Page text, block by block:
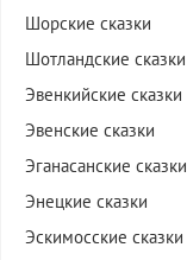
Шорские сказки
Шотландские сказки
Эвенкийские сказки
Эвенские сказки
Эганасанские сказки
Энецкие сказки
Эскимосские сказки